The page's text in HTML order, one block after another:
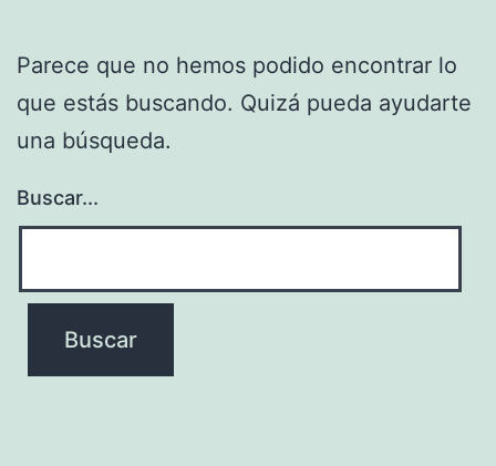
Parece que no hemos podido encontrar lo
que estás buscando. Quizá pueda ayudarte
una búsqueda.
Buscar...